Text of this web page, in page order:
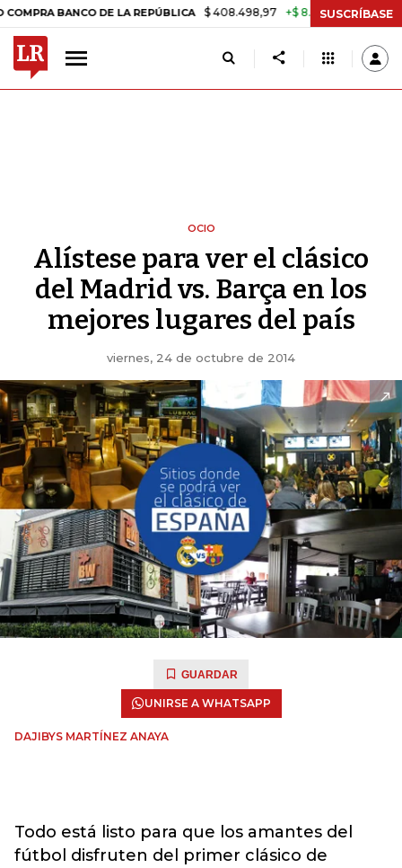
DE LA REPÚBLICA $ 408.498,97 +$ 8.753,81 +2,19% TASA
SUSCRÍBASE
OCIO
Alístese para ver el clásico
del Madrid vs. Barça en los
mejores lugares del país
viernes, 24 de octubre de 2014
GUARDAR
UNIRSE A WHATSAPP
DAJIBYS MARTÍNEZ ANAYA
Todo está listo para que los amantes del
fútbol disfruten del primer clásico de